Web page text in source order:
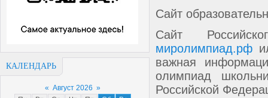
КАЛЕНДАРЬ
« Август 2026 »
Сайт
Сайт
миролимпиад.рф
важная
олимпиад
Российской